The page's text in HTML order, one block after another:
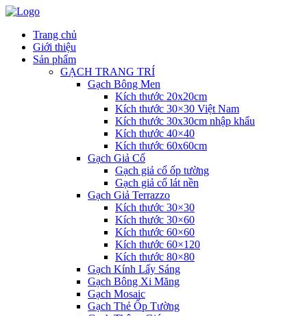
Trang chủ
Giới thiệu
Sản phẩm
GẠCH TRANG TRÍ
Gạch Bông Men
Kích thước 20x20cm
Kích thước 30×30 Việt Nam
Kích thước 30x30cm nhập khẩu
Kích thước 40×40
Kích thước 60x60cm
Gạch Giả Cổ
Gạch giả cổ ốp tường
Gạch giả cổ lát nền
Gạch Giả Terrazzo
Kích thước 30×30
Kích thước 30×60
Kích thước 60×60
Kích thước 60×120
Kích thước 80×80
Gạch Kính Lấy Sáng
Gạch Bông Xi Măng
Gạch Mosaic
Gạch Thẻ Ốp Tường